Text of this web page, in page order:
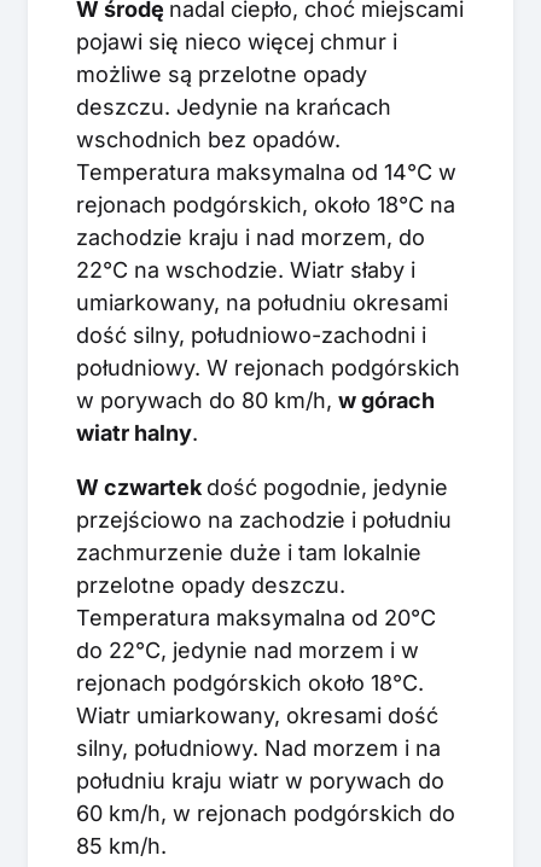
W środę nadal ciepło, choć miejscami
pojawi się nieco więcej chmur i
możliwe są przelotne opady
deszczu. Jedynie na krańcach
wschodnich bez opadów.
Temperatura maksymalna od 14°C w
rejonach podgórskich, około 18°C na
zachodzie kraju i nad morzem, do
22°C na wschodzie. Wiatr słaby i
umiarkowany, na południu okresami
dość silny, południowo-zachodni i
południowy. W rejonach podgórskich
w porywach do 80 km/h, w górach
wiatr halny.
W czwartek dość pogodnie, jedynie
przejściowo na zachodzie i południu
zachmurzenie duże i tam lokalnie
przelotne opady deszczu.
Temperatura maksymalna od 20°C
do 22°C, jedynie nad morzem i w
rejonach podgórskich około 18°C.
Wiatr umiarkowany, okresami dość
silny, południowy. Nad morzem i na
południu kraju wiatr w porywach do
60 km/h, w rejonach podgórskich do
85 km/h.